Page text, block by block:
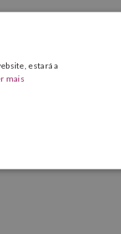
estará a
mais